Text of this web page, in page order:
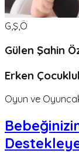
G,Ş,Ö
Gülen Şahin
Erken
Oyun ve